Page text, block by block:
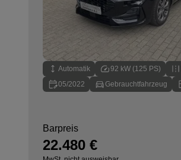
Automatik 92 kW (125 PS)
05/2022
Gebrauchtfahrzeug
Barpreis
22.480 €